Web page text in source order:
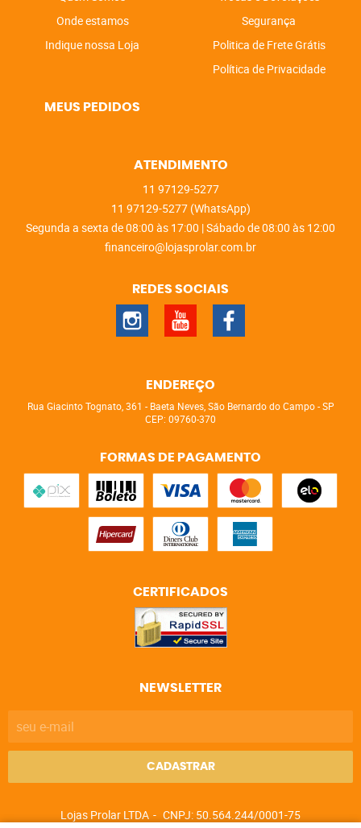
Onde estamos
Indique nossa Loja
Segurança
Politica de Frete Grátis
Política de Privacidade
MEUS PEDIDOS
ATENDIMENTO
11 97129-5277
11 97129-5277 (WhatsApp)
Segunda a sexta de 08:00 às 17:00 | Sábado de 08:00 às 12:00
financeiro@lojasprolar.com.br
REDES SOCIAIS
ENDEREÇO
Rua Giacinto Tognato, 361 - Baeta Neves, São Bernardo do Campo-SP
CEP: 09760-370
FORMAS DE PAGAMENTO
CERTIFICADOS
NEWSLETTER
CADASTRAR
Lojas Prolar LTDA CNPJ: 50.564.244/0001-75